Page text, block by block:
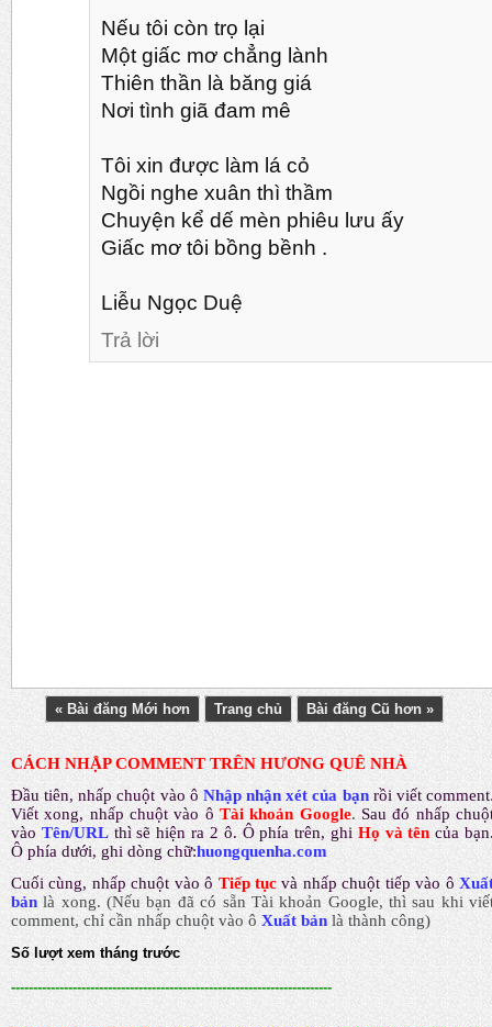
Nếu tôi còn trọ lại
Một giấc mơ chẳng lành
Thiên thần là băng giá
Nơi tình giã đam mê
Tôi xin được làm lá cỏ
Ngồi nghe xuân thì thầm
Chuyện kể dế mèn phiêu lưu ấy
Giấc mơ tôi bồng bềnh .
Liễu Ngọc Duệ
Trả lời
« Bài đăng Mới hơn Trang chủ Bài đăng Cũ hơn »
CÁCH NHẬP COMMENT TRÊN HƯƠNG QUÊ NHÀ
Đầu tiên, nhấp chuột vào ô Nhập nhận xét của bạn rồi viết comment
Viết xong, nhấp chuột vào ô Tài khoản Google. Sau đó nhấp
vào Tên/URL thì sẽ hiện ra 2 ô. Ô phía trên, ghiHọ và tên của
Ô phía dưới, ghi dòng chữ:huongquenha.com
Cuối cùng, nhấp chuột vào ô Tiếp tục và nhấp chuột tiếp vào ô
bản là xong.(Nếu bạn đã có sẵn Tài khoản Google, thì sau khi
comment, chỉ cần nhấp chuột vào ô Xuất bản là thành công)
Số lượt xem tháng trước
-------------------------------------------------------------------------